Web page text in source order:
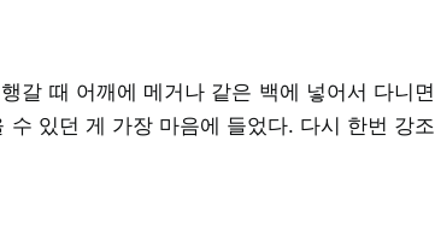
갈 때 어깨에 메거나 같은 백에 넣어서 다니면
있던 게 가장 마음에 들었다. 다시 한번 강조